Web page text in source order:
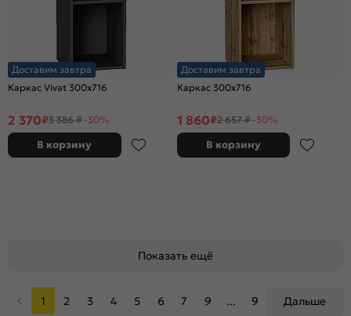
Доставим завтра
Каркас Vivat 300x716
2 370₽3 386 ₽ -30%
В корзину
Доставим завтра
Каркас 300x716
1 860₽2 657 ₽ -30%
В корзину
Показать ещё
1 2 3 4 5 6 7 9 ... 9 Дальше